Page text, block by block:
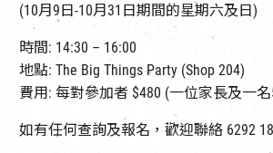
(10月9日-10月31日期間的星期六及日)
時間: 14:30 – 16:00
地點: The Big Things Party (Shop 204)
費用: 每對參加者 $480 (一位家長及一
如有任何查詢及報名，歡迎聯絡 6292